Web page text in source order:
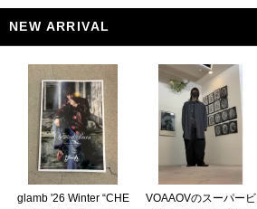
NEW ARRIVAL
glamb '26 Winter “CHE
VOAAOVのスーパービ